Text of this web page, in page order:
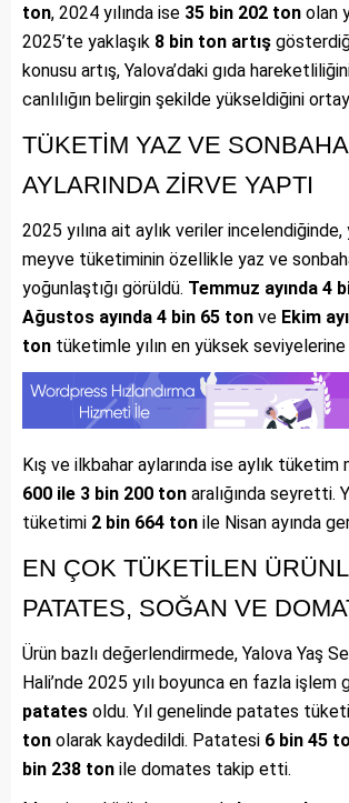
ton, 2024 yılında ise 35 bin 202 ton olan
2025’te yaklaşık 8 bin ton artış
konusu artış, Yalova’daki gıda
canlılığın belirgin şekilde yükseldiğini
TÜKETİM YAZ VE
AYLARINDA ZİRVE YAPTI
2025 yılına ait aylık veriler
meyve tüketiminin özellikle yaz ve
yoğunlaştığı görüldü. Temmuz ayında 4
Ağustos ayında 4 bin 65 ton ve Ekim
ton tüketimle yılın en yüksek seviyelerine
Kış ve ilkbahar aylarında ise aylık tüketim
600 ile 3 bin 200 ton aralığında seyretti.
tüketimi 2 bin 664 ton ile Nisan ayında
EN ÇOK TÜKETİLEN
PATATES, SOĞAN VE
Ürün bazlı değerlendirmede, Yalova Yaş
Hali’nde 2025 yılı boyunca en fazla işlem
patates oldu. Yıl genelinde patates
ton olarak kaydedildi. Patatesi 6 bin 45
bin 238 ton ile domates takip etti.